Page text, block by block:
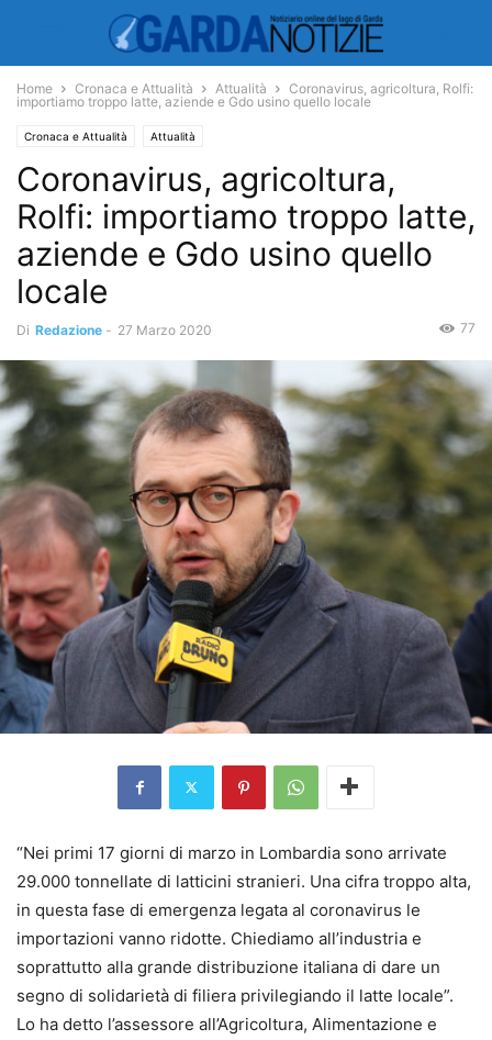
Home Cronaca e Attualità Attualità
Coronavirus, agricoltura, Rolfi:
importiamo troppo latte, aziende e Gdo usino quello locale
Cronaca e Attualità Attualità
Coronavirus, agricoltura,
Rolfi: importiamo troppo latte,
aziende e Gdo usino quello
locale
Di Redazione - 27 Marzo 2020 77
“Nei primi 17 giorni di marzo in Lombardia sono arrivate
29.000 tonnellate di latticini stranieri. Una cifra troppo alta,
in questa fase di emergenza legata al coronavirus le
importazioni vanno ridotte. Chiediamo all’industria e
soprattutto alla grande distribuzione italiana di dare un
segno di solidarietà di filiera privilegiando il latte locale”.
Lo ha detto l’assessore all’Agricoltura, Alimentazione e